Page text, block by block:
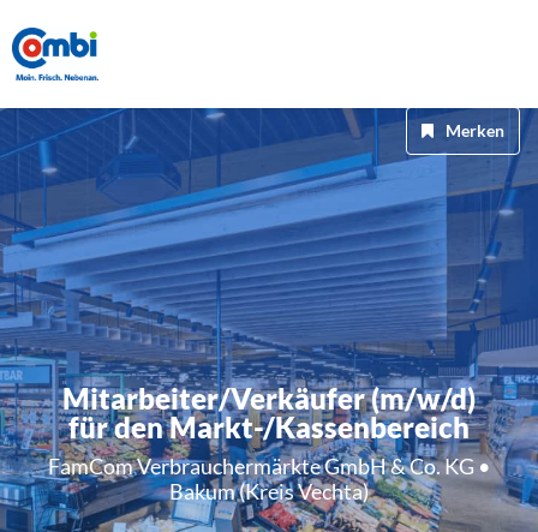
Mitarbeiter/Verkäufer (m/w/d)
für den Markt-/Kassenbereich
FamCom Verbrauchermärkte GmbH & Co. KG •
Bakum (Kreis Vechta)
Merken